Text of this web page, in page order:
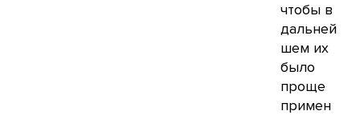
чтобы в
дальней
шем их
было
проще
примен